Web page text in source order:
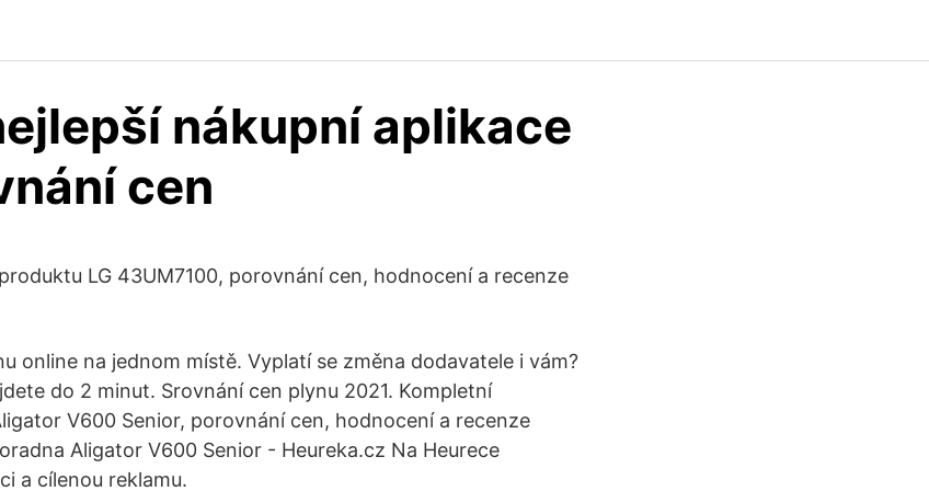
nákupní aplikace
cen
LG 43UM7100, porovnání cen, hodnocení a recenze
online na jednom místě. Vyplatí se změna dodavatele i vám?
do 2 minut. Srovnání cen plynu 2021. Kompletní
V600 Senior, porovnání cen, hodnocení a recenze
Aligator V600 Senior - Heureka.cz Na Heurece
a cílenou reklamu.